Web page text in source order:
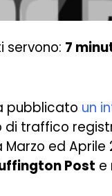
servono: 7
pubblicato un
traffico
ed Aprile
Post e